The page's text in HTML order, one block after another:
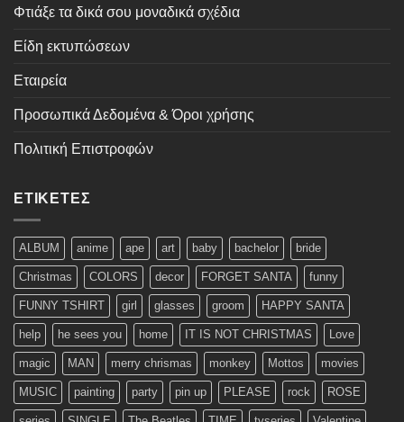
Φτιάξε τα δικά σου μοναδικά σχέδια
Είδη εκτυπώσεων
Εταιρεία
Προσωπικά Δεδομένα & Όροι χρήσης
Πολιτική Επιστροφών
ΕΤΙΚΈΤΕΣ
ALBUM anime ape art baby bachelor bride
Christmas COLORS decor FORGET SANTA funny
FUNNY TSHIRT girl glasses groom HAPPY SANTA
help he sees you home IT IS NOT CHRISTMAS Love
magic MAN merry chrismas monkey Mottos movies
MUSIC painting party pin up PLEASE rock ROSE